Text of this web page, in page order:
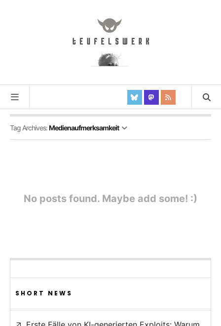
Tag Archives:Medienaufmerksamkeit
No posts found. Maybe add some! :)
SHORT NEWS